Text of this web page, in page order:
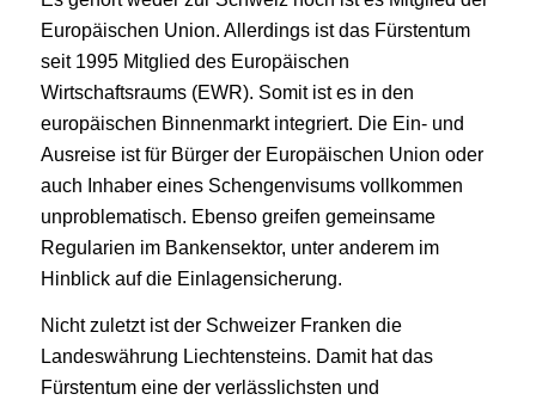
Europäischen Union. Allerdings ist das Fürstentum
seit 1995 Mitglied des Europäischen
Wirtschaftsraums (EWR). Somit ist es in den
europäischen Binnenmarkt integriert. Die Ein- und
Ausreise ist für Bürger der Europäischen Union oder
auch Inhaber eines Schengenvisums vollkommen
unproblematisch. Ebenso greifen gemeinsame
Regularien im Bankensektor, unter anderem im
Hinblick auf die Einlagensicherung.
Nicht zuletzt ist der Schweizer Franken die
Landeswährung Liechtensteins. Damit hat das
Fürstentum eine der verlässlichsten und